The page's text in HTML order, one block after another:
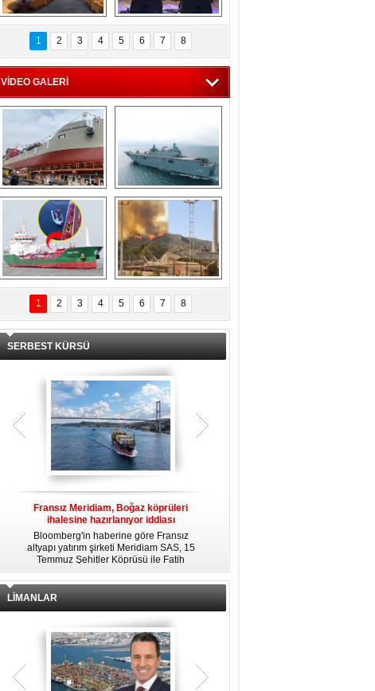
MSC'den 55 milyon
euroluk turizm geliri
müjdesi
5. Bosphorus Ship
Brokers Dinner,
İstanbul’da yapıldı
1 2 3 4 5 6 7 8
VİDEO GALERİ
Çeksan Tersanesi,
Başaran Bayrak
tankerini suya
indirdi
TCG Anadolu,
tersane teknik
seyrini tamamladı
Göçmenlerin
imdadına Türk
sahipli MINA DENIZ
yetişti
Milas’taki yangın
yeniden termik
santrallere doğru
ilerliyor
1 2 3 4 5 6 7 8
SERBEST KÜRSÜ
Fransız Meridiam, Boğaz köprüleri
ihalesine hazırlanıyor iddiası
Bloomberg'in haberine göre Fransız
altyapı yatırım şirketi Meridiam SAS, 15
Temmuz Şehitler Köprüsü ile Fatih
Sultan Mehmet Köprüsü'nün
özelleştirilmesine yönelik ihaleyle
zamanda kendi yat limanı, helikopter
pisti ve seçkin villaları da içeren koca
LİMANLAR